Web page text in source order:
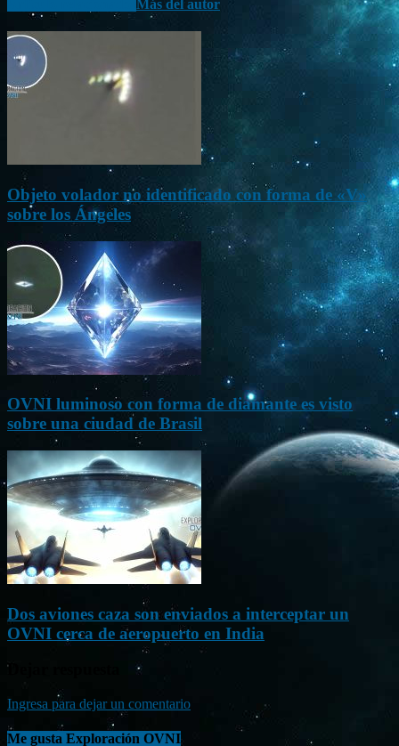
Más del autor
Objeto volador no identificado con forma de «V»
sobre los Ángeles
OVNI luminoso con forma de diamante es visto
sobre una ciudad de Brasil
Dos aviones caza son enviados a interceptar un
OVNI cerca de aeropuerto en India
Dejar respuesta
Ingresa para dejar un comentario
Me gusta Exploración OVNI